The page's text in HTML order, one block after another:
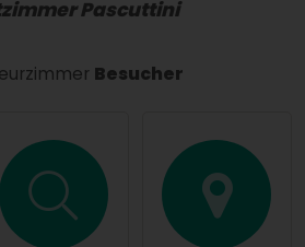
ich dieAGB .
habe ich zur Kenntnis
Pascuttini
Besucher